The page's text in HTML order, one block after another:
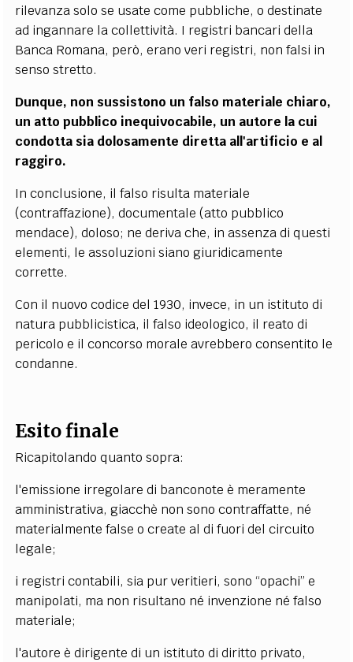
rilevanza solo se usate come pubbliche, o destinate
ad ingannare la collettività. I registri bancari della
Banca Romana, però, erano veri registri, non falsi in
senso stretto.
Dunque, non sussistono un falso materiale chiaro,
un atto pubblico inequivocabile, un autore la cui
condotta sia dolosamente diretta all'artificio e al
raggiro.
In conclusione, il falso risulta materiale
(contraffazione), documentale (atto pubblico
mendace), doloso; ne deriva che, in assenza di questi
elementi, le assoluzioni siano giuridicamente
corrette.
Con il nuovo codice del 1930, invece, in un istituto di
natura pubblicistica, il falso ideologico, il reato di
pericolo e il concorso morale avrebbero consentito le
condanne.
Esito finale
Ricapitolando quanto sopra:
l'emissione irregolare di banconote è meramente
amministrativa, giacchè non sono contraffatte, né
materialmente false o create al di fuori del circuito
legale;
i registri contabili, sia pur veritieri, sono “opachi” e
manipolati, ma non risultano né invenzione né falso
materiale;
l'autore è dirigente di un istituto di diritto privato,